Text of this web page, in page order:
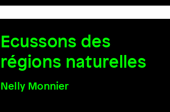
Ecussons des
régions naturelles
Nelly Monnier